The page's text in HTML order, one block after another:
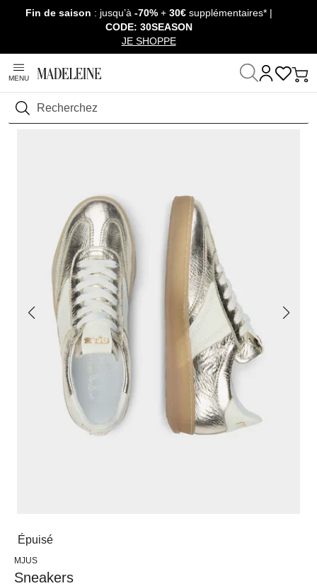
Passer la navigation, aller au contenu
Fin de saison : jusqu’à -70%+ 30€ supplémentaires* |
CODE: 30SEASON
JE SHOPPE
MENU
Rechercher
Maison Chaussures & Accessoires
Épuisé
MJUS
Sneakers